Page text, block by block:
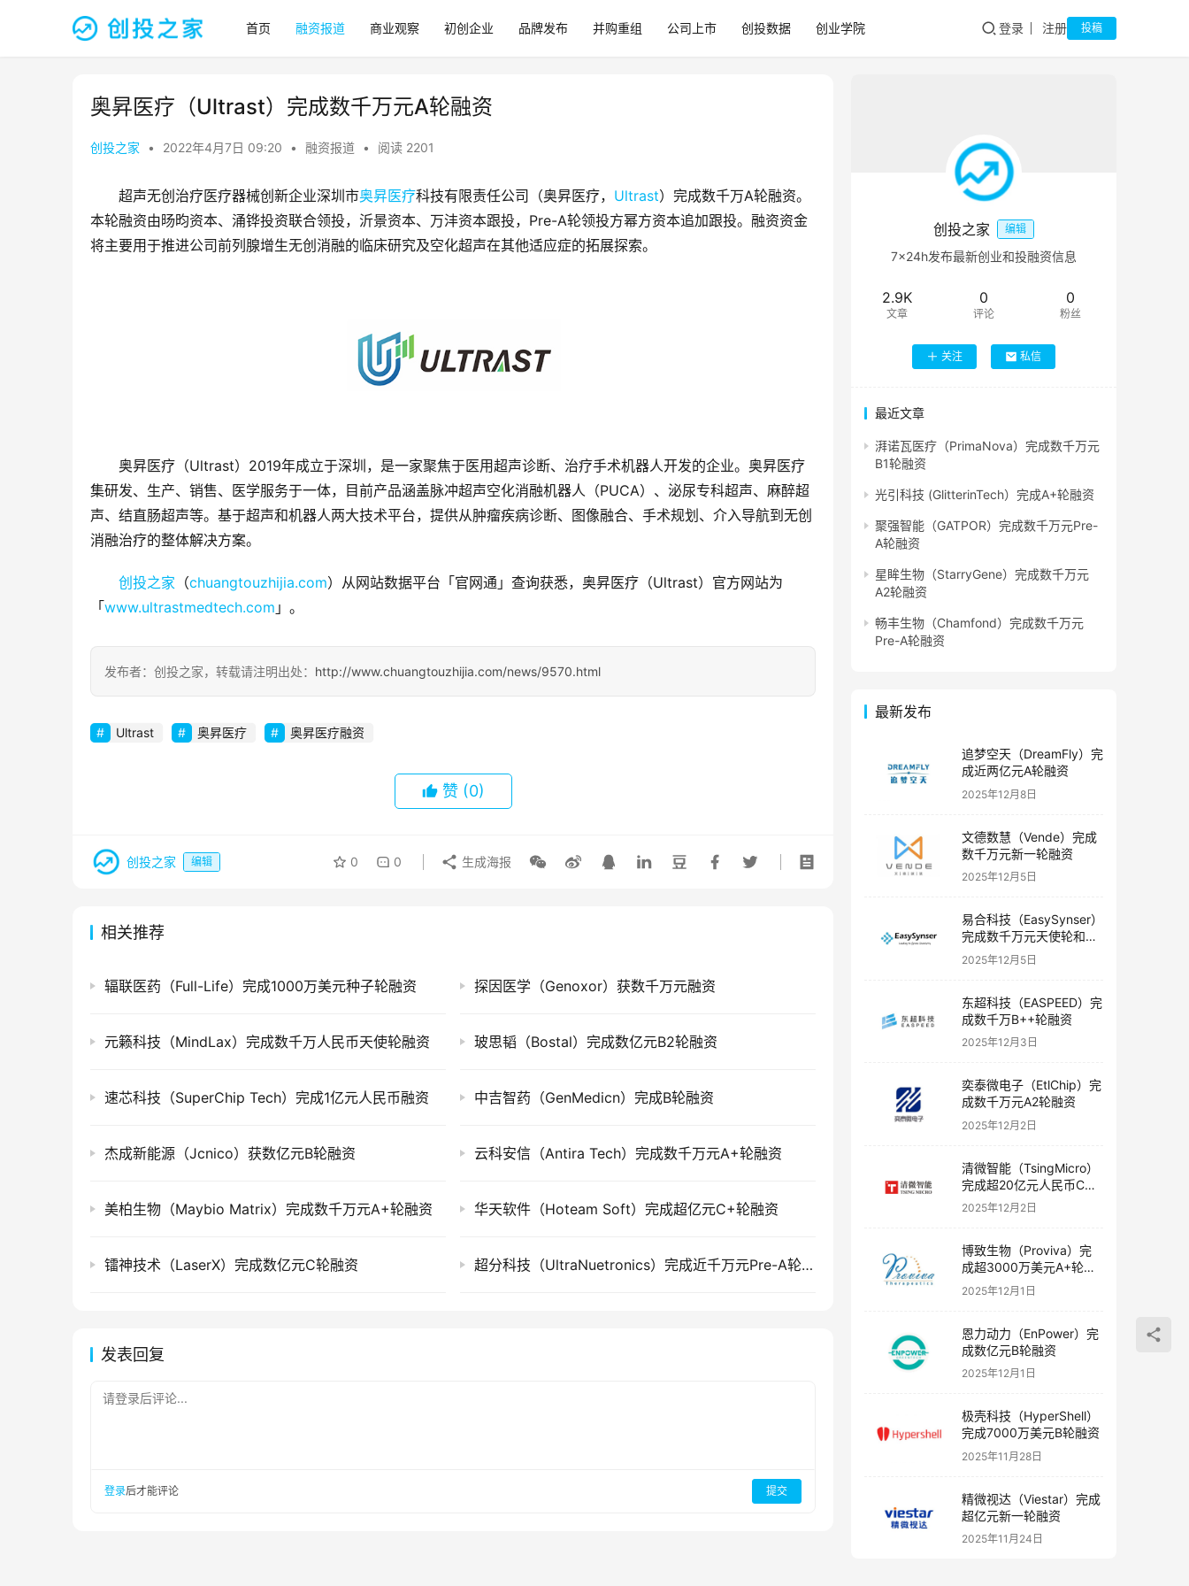
首页 融资报道 商业观察 初创企业 品牌发布 并购重组 公司上市 创投数据 创业学院 登录 注册 投稿
奥昇医疗（Ultrast）完成数千万元A轮融资
创投之家 • 2022年4月7日 09:20 • 融资报道 • 阅读 2201
超声无创治疗医疗器械创新企业深圳市奥昇医疗科技有限责任公司（奥昇医疗， Ultrast）完成数千万A轮融资。
本轮融资由旸昀资本、涌铧投资联合领投，沂景资本、万沣资本跟投，Pre-A轮领投方幂方资本追加跟投。融资资金
将主要用于推进公司前列腺增生无创消融的临床研究及空化超声在其他适应症的拓展探索。
奥昇医疗（Ultrast）2019年成立于深圳，是一家聚焦于医用超声诊断、治疗手术机器人开发的企业。奥昇医疗
集研发、生产、销售、医学服务于一体，目前产品涵盖脉冲超声空化消融机器人（PUCA）、泌尿专科超声、麻醉超
声、结直肠超声等。基于超声和机器人两大技术平台，提供从肿瘤疾病诊断、图像融合、手术规划、介入导航到无创
消融治疗的整体解决方案。
创投之家 （chuangtouzhijia.com）从网站数据平台「官网通」查询获悉，奥昇医疗（Ultrast）官方网站为
「www.ultrastmedtech.com 」。
发布者：创投之家，转载请注明出处： http://www.chuangtouzhijia.com/news/9570.html
Ultrast 奥昇医疗 奥昇医疗融资
赞 (0)
创投之家 编辑 0 0 生成海报
相关推荐
辐联医药（Full-Life）完成1000万美元种子轮融资 探因医学（Genoxor）获数千万元融资
元籁科技（MindLax）完成数千万人民币天使轮融资 玻思韬（Bostal）完成数亿元B2轮融资
速芯科技（SuperChip Tech）完成1亿元人民币融资 中吉智药（GenMedicn）完成B轮融资
杰成新能源（Jcnico）获数亿元B轮融资 云科安信（Antira Tech）完成数千万元A+轮融资
美柏生物（Maybio Matrix）完成数千万元A+轮融资 华天软件（Hoteam Soft）完成超亿元C+轮融资
镭神技术（LaserX）完成数亿元C轮融资 超分科技（UltraNuetronics）完成近千万元Pre-A轮融资
发表回复
请登录后评论...
登录后才能评论 提交
创投之家 编辑
7×24h发布最新创业和投融资信息
2.9K
文章
0
评论
0
粉丝
关注 私信
最近文章
湃诺瓦医疗（PrimaNova）完成数千万元
B1轮融资
光引科技 (GlitterinTech）完成A+轮融资
聚强智能（GATPOR）完成数千万元Pre-
A轮融资
星眸生物（StarryGene）完成数千万元
A2轮融资
畅丰生物（Chamfond）完成数千万元
Pre-A轮融资
最新发布
追梦空天（DreamFly）完
成近两亿元A轮融资
2025年12月8日
文德数慧（Vende）完成
数千万元新一轮融资
2025年12月5日
易合科技（EasySynser）
完成数千万元天使轮和天
使+轮融资
2025年12月5日
东超科技（EASPEED）完
成数千万B++轮融资
2025年12月3日
奕泰微电子（EtlChip）完
成数千万元A2轮融资
2025年12月2日
清微智能（TsingMicro）
完成超20亿元人民币C轮
融资
2025年12月2日
博致生物（Proviva）完
成超3000万美元A+轮融
资
2025年12月1日
恩力动力（EnPower）完
成数亿元B轮融资
2025年12月1日
极壳科技（HyperShell）
完成7000万美元B轮融资
2025年11月28日
精微视达（Viestar）完成
超亿元新一轮融资
2025年11月24日